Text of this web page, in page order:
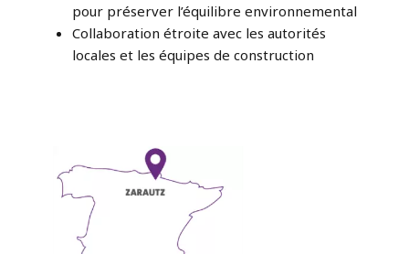
pour préserver l’équilibre environnemental
Collaboration étroite avec les autorités
locales et les équipes de construction